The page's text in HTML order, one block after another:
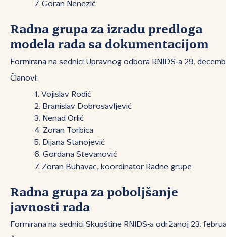
Goran Nenezić
Radna grupa za izradu predloga
modela rada sa dokumentacijom
Formirana na sednici Upravnog odbora RNIDS‑a 29.
Članovi:
Vojislav Rodić
Branislav Dobrosavljević
Nenad Orlić
Zoran Torbica
Dijana Stanojević
Gordana Stevanović
Zoran Buhavac, koordinator Radne grupe
Radna grupa za poboljšanje
javnosti rada
Formirana na sednici Skupštine RNIDS‑a održanoj 23.